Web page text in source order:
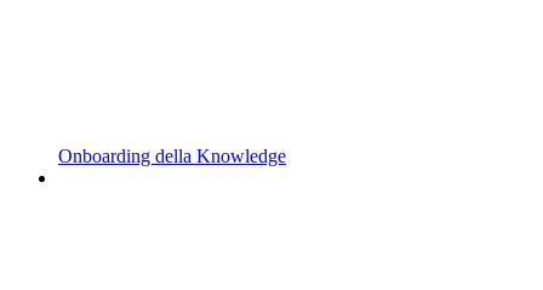
Onboarding della Knowledge